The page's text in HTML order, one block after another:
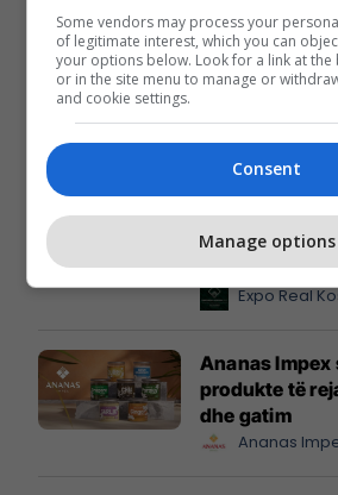
Promo
Investimet e
patundshmëri,
panelit të Expo
2026Expo Real
Ananas Impex
produkte të
dhe gatim
Ananas
Some vendors may process your
of legitimate interest, which you can
your options below. Look for a link at
or in the site menu to manage or
and cookie settings.
Consent
Manage options